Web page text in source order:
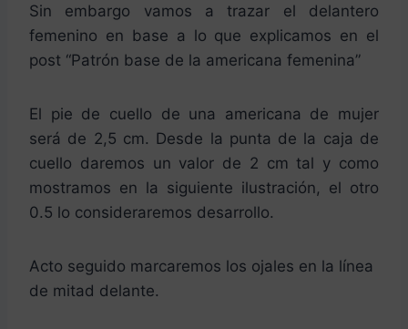
Sin embargo vamos a trazar el delantero
femenino en base a lo que explicamos en el
post “Patrón base de la americana femenina”
El pie de cuello de una americana de mujer
será de 2,5 cm. Desde la punta de la caja de
cuello daremos un valor de 2 cm tal y como
mostramos en la siguiente ilustración, el otro
0.5 lo consideraremos desarrollo.
Acto seguido marcaremos los ojales en la línea
de mitad delante.